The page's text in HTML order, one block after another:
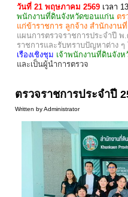
วันที่ 21 พฤษภาคม 2569 เวลา
พนักงานที่ดินจังหวัดขอนแก่น ตร
แก่ข้าราชการ ลูกจ้าง สำนักงา
แผนการตรวจราชการประจำปี พ
ราชการและรับทราบปัญหาต่าง
เรืองเชิงชุม เจ้าพนักงานที่ดินจัง
และเป็นผู้นำการตรวจ
ตรวจราชการประจำปี
Written by Administrator